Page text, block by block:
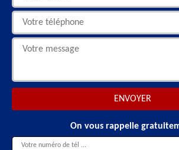
On vous rappelle